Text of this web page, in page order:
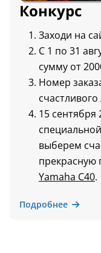
Конкурс
Заходи на
С 1 по 31
сумму от
Номер
15
выберем
прекрасную
Yamaha C40.
Подробнее